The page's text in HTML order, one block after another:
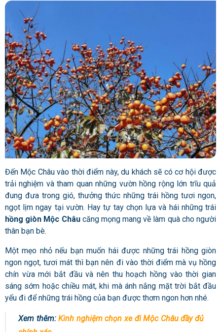
Đến Mộc Châu vào thời điểm này, du khách sẽ có cơ hội được
trải nghiệm và tham quan những vườn hồng rộng lớn trĩu quả
đung đưa trong gió, thưởng thức những trái hồng tươi ngon,
ngọt lịm ngay tại vườn. Hay tự tay chọn lựa và hái những trái
hồng giòn Mộc Châu căng mọng mang về làm quà cho người
thân bạn bè.
Một mẹo nhỏ nếu bạn muốn hái được những trái hồng giòn
ngon ngọt, tươi mát thì bạn nên đi vào thời điểm mà vụ hồng
chín vừa mới bắt đầu và nên thu hoạch hồng vào thời gian
sáng sớm hoặc chiều mát, khi mà ánh nắng mặt trời bắt đầu
yếu đi để những trái hồng của bạn được thơm ngon hơn nhé.
Xem thêm:Kinh nghiệm chọn xe đi Mộc Châu đầy đủ